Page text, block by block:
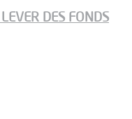
DES FONDS